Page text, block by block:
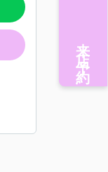
来店予約